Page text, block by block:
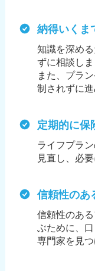
納得いくま
知識を深め
ずに相談しま
また、プラ
制されずに進
定期的に保
ライフプラ
見直し、必
信頼性のあ
信頼性のあ
ぶために、
専門家を見つ